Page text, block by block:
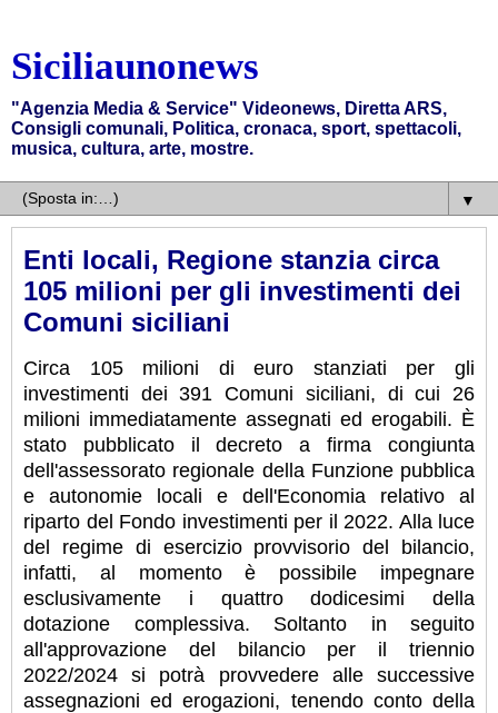
Siciliaunonews
"Agenzia Media & Service" Videonews, Diretta ARS,
Consigli comunali, Politica, cronaca, sport, spettacoli,
musica, cultura, arte, mostre.
▼
Enti locali, Regione stanzia circa
105 milioni per gli investimenti dei
Comuni siciliani
Circa 105 milioni di euro stanziati per gli
investimenti dei 391 Comuni siciliani, di cui 26
milioni immediatamente assegnati ed erogabili. È
stato pubblicato il decreto a firma congiunta
dell'assessorato regionale della Funzione pubblica
e autonomie locali e dell'Economia relativo al
riparto del Fondo investimenti per il 2022. Alla luce
del regime di esercizio provvisorio del bilancio,
infatti, al momento è possibile impegnare
esclusivamente i quattro dodicesimi della
dotazione complessiva. Soltanto in seguito
all'approvazione del bilancio per il triennio
2022/2024 si potrà provvedere alle successive
assegnazioni ed erogazioni, tenendo conto della